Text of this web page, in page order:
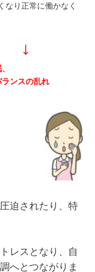
なり正常に働かなく
↓
ンスの乱れ
迫されたり、 特
レスとなり、
自
へとつながりま